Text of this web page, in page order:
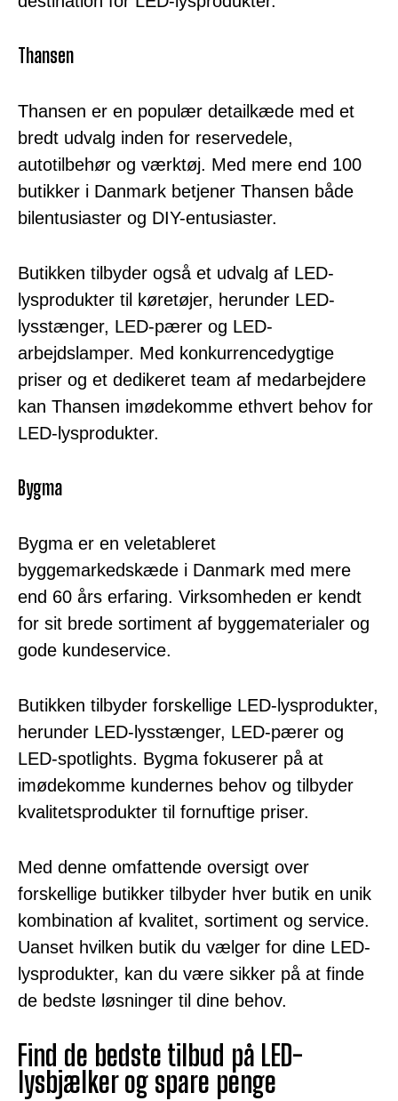
Thansen
Thansen er en populær detailkæde med et
bredt udvalg inden for reservedele,
autotilbehør og værktøj. Med mere end 100
butikker i Danmark betjener Thansen både
bilentusiaster og DIY-entusiaster.
Butikken tilbyder også et udvalg af LED-
lysprodukter til køretøjer, herunder LED-
lysstænger, LED-pærer og LED-
arbejdslamper. Med konkurrencedygtige
priser og et dedikeret team af medarbejdere
kan Thansen imødekomme ethvert behov for
LED-lysprodukter.
Bygma
Bygma er en veletableret
byggemarkedskæde i Danmark med mere
end 60 års erfaring. Virksomheden er kendt
for sit brede sortiment af byggematerialer og
gode kundeservice.
Butikken tilbyder forskellige LED-lysprodukter,
herunder LED-lysstænger, LED-pærer og
LED-spotlights. Bygma fokuserer på at
imødekomme kundernes behov og tilbyder
kvalitetsprodukter til fornuftige priser.
Med denne omfattende oversigt over
forskellige butikker tilbyder hver butik en unik
kombination af kvalitet, sortiment og service.
Uanset hvilken butik du vælger for dine LED-
lysprodukter, kan du være sikker på at finde
de bedste løsninger til dine behov.
Find de bedste tilbud på LED-
lysbjælker og spare penge